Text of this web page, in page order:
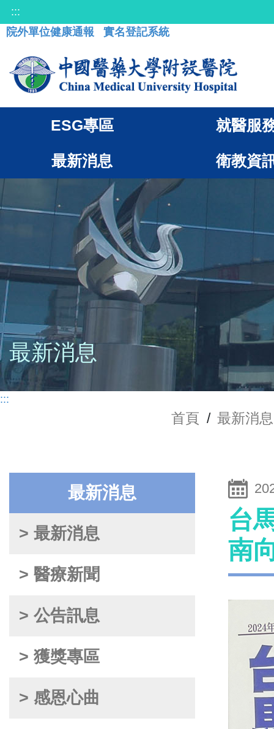
:::
院外單位健康通報
實名登記系統
ESG專區 就醫服
最新消息 衛教資
最新消息
:::
首頁 / 最新消息
最新消息
> 最新消息
> 醫療新聞
> 公告訊息
> 獲獎專區
> 感恩心曲
台
南